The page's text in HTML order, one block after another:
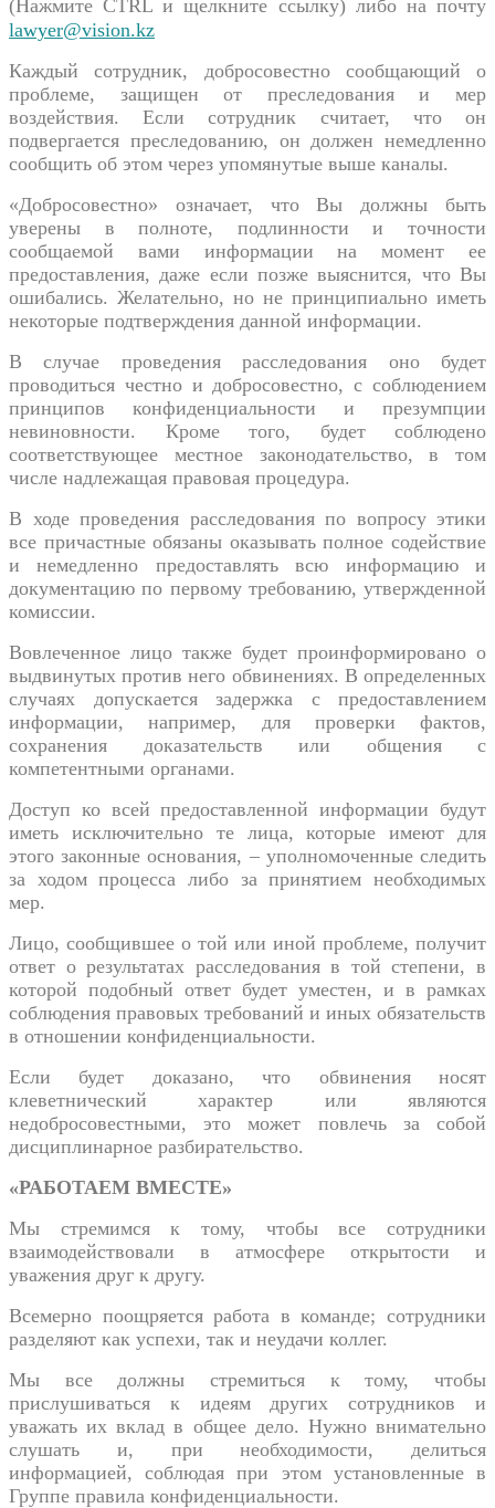
(Нажмите CTRL и щелкните ссылку) либо на почту
lawyer@vision.kz
Каждый сотрудник, добросовестно сообщающий о
проблеме, защищен от преследования и мер
воздействия. Если сотрудник считает, что он
подвергается преследованию, он должен немедленно
сообщить об этом через упомянутые выше каналы.
«Добросовестно» означает, что Вы должны быть
уверены в полноте, подлинности и точности
сообщаемой вами информации на момент ее
предоставления, даже если позже выяснится, что Вы
ошибались. Желательно, но не принципиально иметь
некоторые подтверждения данной информации.
В случае проведения расследования оно будет
проводиться честно и добросовестно, с соблюдением
принципов конфиденциальности и презумпции
невиновности. Кроме того, будет соблюдено
соответствующее местное законодательство, в том
числе надлежащая правовая процедура.
В ходе проведения расследования по вопросу этики
все причастные обязаны оказывать полное содействие
и немедленно предоставлять всю информацию и
документацию по первому требованию, утвержденной
комиссии.
Вовлеченное лицо также будет проинформировано о
выдвинутых против него обвинениях. В определенных
случаях допускается задержка с предоставлением
информации, например, для проверки фактов,
сохранения доказательств или общения с
компетентными органами.
Доступ ко всей предоставленной информации будут
иметь исключительно те лица, которые имеют для
этого законные основания, – уполномоченные следить
за ходом процесса либо за принятием необходимых
мер.
Лицо, сообщившее о той или иной проблеме, получит
ответ о результатах расследования в той степени, в
которой подобный ответ будет уместен, и в рамках
соблюдения правовых требований и иных обязательств
в отношении конфиденциальности.
Если будет доказано, что обвинения носят
клеветнический характер или являются
недобросовестными, это может повлечь за собой
дисциплинарное разбирательство.
«РАБОТАЕМ ВМЕСТЕ»
Мы стремимся к тому, чтобы все сотрудники
взаимодействовали в атмосфере открытости и
уважения друг к другу.
Всемерно поощряется работа в команде; сотрудники
разделяют как успехи, так и неудачи коллег.
Мы все должны стремиться к тому, чтобы
прислушиваться к идеям других сотрудников и
уважать их вклад в общее дело. Нужно внимательно
слушать и, при необходимости, делиться
информацией, соблюдая при этом установленные в
Группе правила конфиденциальности.